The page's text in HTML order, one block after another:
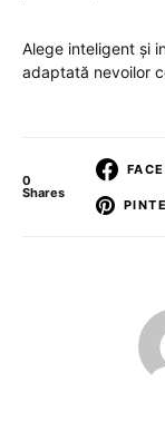
Alege inteligent și
adaptată nevoilor
0
Shares